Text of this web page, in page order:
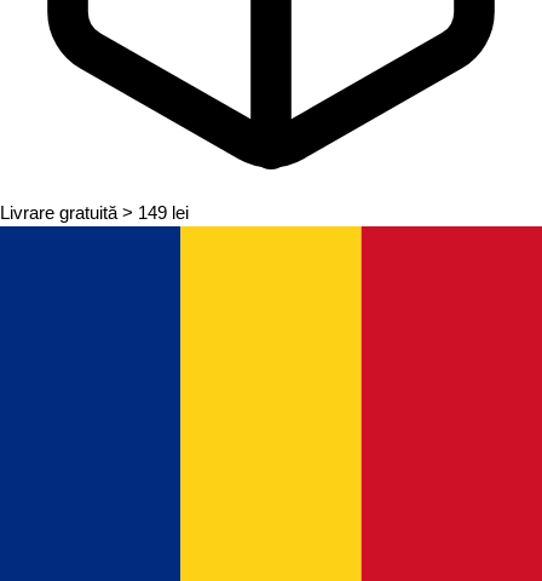
Livrare gratuită > 149 lei